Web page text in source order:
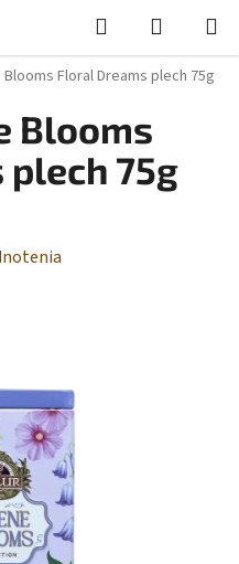
Hľadať
KOŠÍK
Floral Dreams plech 75g
Blooms
75g